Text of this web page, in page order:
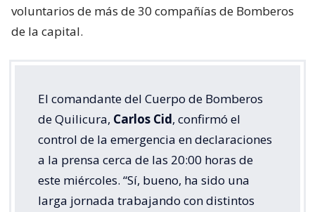
voluntarios de más de 30 compañías de Bomberos
de la capital.
El comandante del Cuerpo de Bomberos
de Quilicura, Carlos Cid, confirmó el
control de la emergencia en declaraciones
a la prensa cerca de las 20:00 horas de
este miércoles. “Sí, bueno, ha sido una
larga jornada trabajando con distintos